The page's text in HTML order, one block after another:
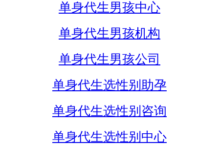
单身代生男孩中心
单身代生男孩机构
单身代生男孩公司
单身代生选性别助孕
单身代生选性别咨询
单身代生选性别中心